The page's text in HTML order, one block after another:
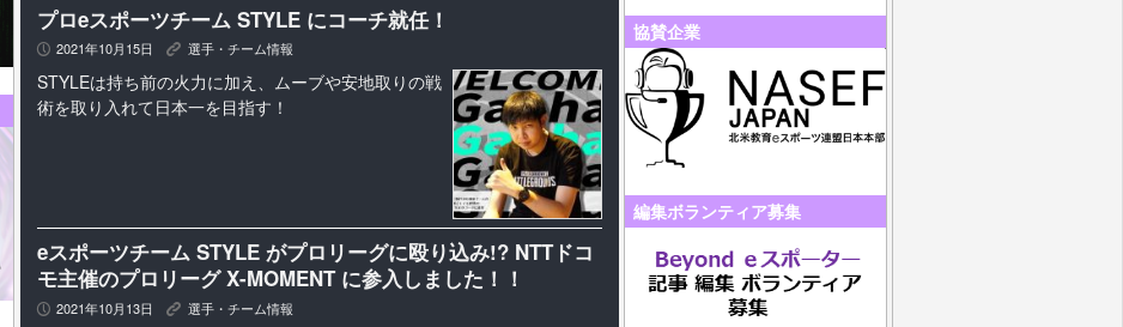
プロeスポーツチーム STYLE にコーチ就任！
P 2021年10月15日 K 選手・チーム情報
STYLEは持ち前の火力に加え、ムーブや安地取りの戦
術を取り入れて日本一を目指す！
eスポーツチーム STYLE がプロリーグに殴り込み!? NTTドコ
モ主催のプロリーグ X-MOMENT に参入しました！！
P 2021年10月13日 K 選手・チーム情報
協賛企業
編集ボランティア募集